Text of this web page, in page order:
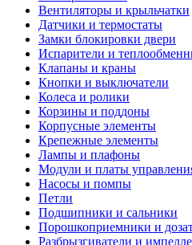
Вентиляторы и крыльчатки
Датчики и термостаты
Замки блокировки двери
Испарители и
Клапаны и краны
Кнопки и выключатели
Колеса и ролики
Корзины и поддоны
Корпусные элементы
Крепежные элементы
Лампы и плафоны
Модули и платы
Насосы и помпы
Петли
Подшипники и сальники
Порошкоприемники и
Разбрызгиватели и